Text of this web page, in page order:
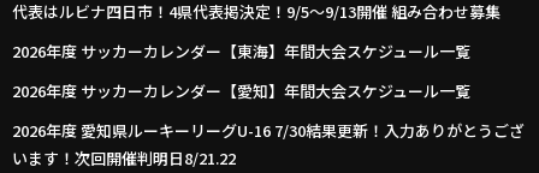
代表はルビナ四日市！4県代表掲決定！9/5～9/13開催 組み合わせ募集
2026年度 サッカーカレンダー【東海】年間大会スケジュール一覧
2026年度 サッカーカレンダー【愛知】年間大会スケジュール一覧
2026年度 愛知県ルーキーリーグU-16 7/30結果更新！入力ありがとうござ
います！次回開催判明日8/21.22